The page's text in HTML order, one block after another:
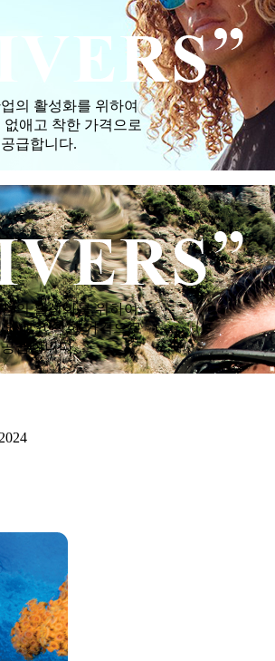
의 활성화를 위하여
애고 착한 가격으로
급합니다.
의 활성화를 위하여
애고 착한 가격으로
급합니다.